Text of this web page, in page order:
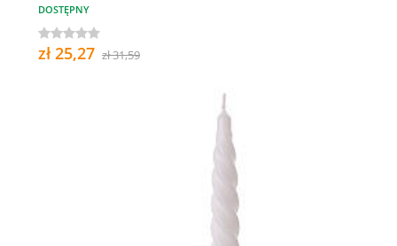
DOSTĘPNY
zł 25,27 zł 31,59